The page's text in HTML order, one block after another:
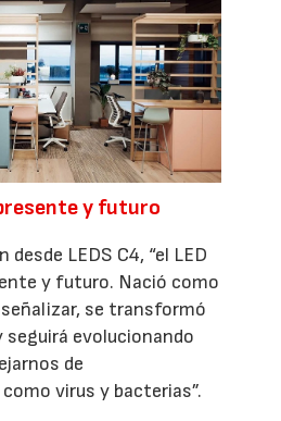
y futuro
LEDS C4, “el LED
y futuro. Nació como
se transformó
seguirá evolucionando
de
virus y bacterias”.